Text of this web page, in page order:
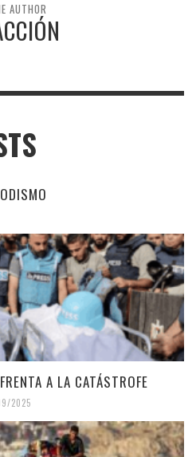
AUTHOR
A LA CATÁSTROFE
2025